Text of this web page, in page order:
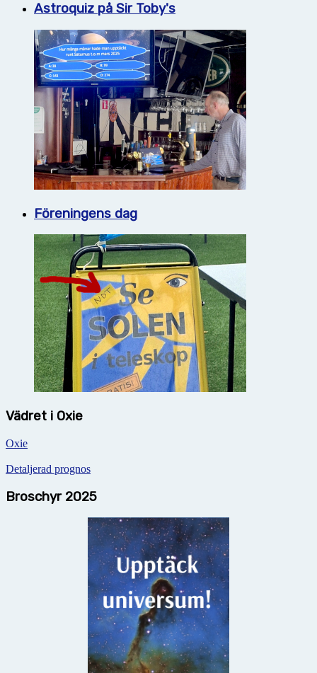
Astroquiz på Sir Toby's
Föreningens dag
Vädret i Oxie
Oxie
Detaljerad prognos
Broschyr 2025